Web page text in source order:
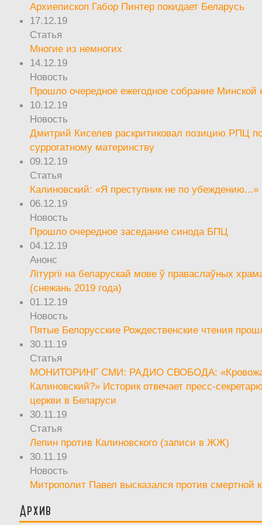
Архиепископ Габор Пинтер покидает Беларусь
17.12.19
Статья
Многие из немногих
14.12.19
Новость
Прошло очередное ежегодное собрание
10.12.19
Новость
Дмитрий Киселев раскритиковал позицию РПЦ
суррогатному материнству
09.12.19
Статья
Калиновский: «Я преступник не по убеждению...»
06.12.19
Новость
Прошло очередное заседание синода БПЦ
04.12.19
Анонс
Літургіі на беларускай мове ў праваслаўных
(снежань 2019 года)
01.12.19
Новость
Пятые Белорусские Рождественские чтения
30.11.19
Статья
МОНИТОРИНГ СМИ: РАДИО СВОБОДА:
Калиновский?» Историк отвечает пресс-
церкви в Беларуси
30.11.19
Статья
Лепин против Калиновского (записи в ЖЖ)
30.11.19
Новость
Митрополит Павел высказался против смертной
Архив